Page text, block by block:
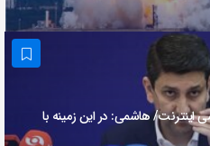
اینترنت/ هاشمی: در این زمینه با